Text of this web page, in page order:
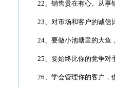
22、销售贵在有心。从事
23、对市场和客户的诚信
24、要做小池塘里的大鱼
25、要始终比你的竞争对
26、学会管理你的客户，